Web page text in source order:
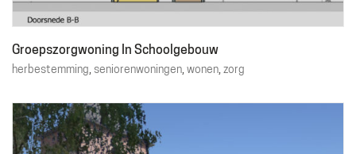
Groepszorgwoning In Schoolgebouw
herbestemming, seniorenwoningen,wonen,zorg
Over ons
Diensten
Contact